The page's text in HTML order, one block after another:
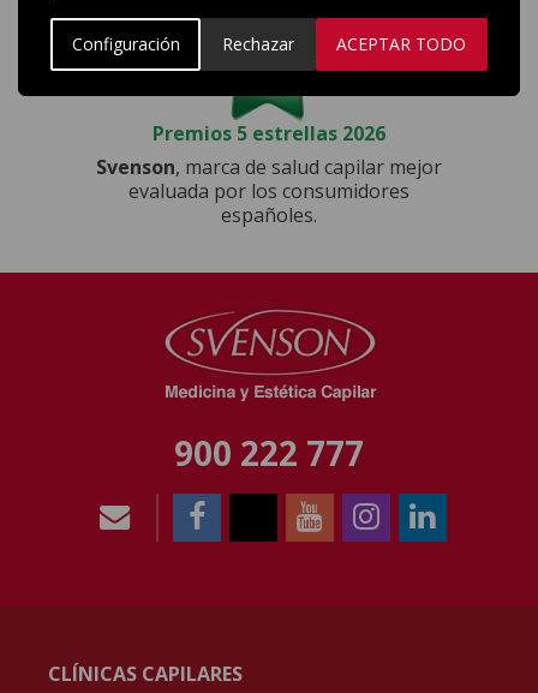
Configuración Rechazar ACEPTAR TODO
Premios 5 estrellas 2026
Svenson, marca de salud capilar mejor
evaluada por los consumidores
españoles.
900 222 777
CLÍNICAS CAPILARES